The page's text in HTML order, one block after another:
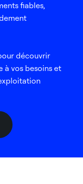
fiables,
découvrir
à vos besoins et